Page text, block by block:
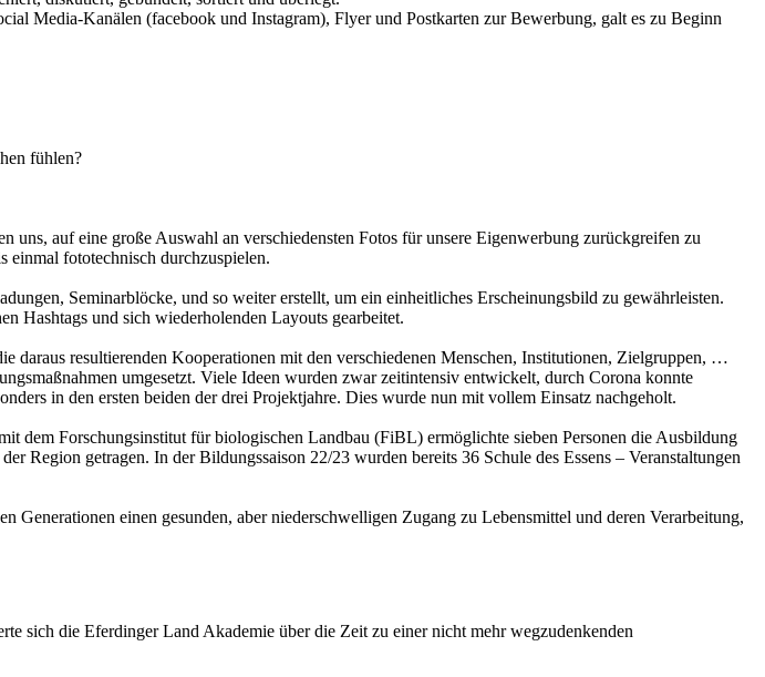
Media-Kanälen (facebook und Instagram), Flyer und Postkarten zur Bewerbung, galt es zu Beginn
fühlen?
uns, auf eine große Auswahl an verschiedensten Fotos für unsere Eigenwerbung zurückgreifen zu
einmal fototechnisch durchzuspielen.
Seminarblöcke, und so weiter erstellt, um ein einheitliches Erscheinungsbild zu gewährleisten.
Hashtags und sich wiederholenden Layouts gearbeitet.
daraus resultierenden Kooperationen mit den verschiedenen Menschen, Institutionen, Zielgruppen, …
umgesetzt. Viele Ideen wurden zwar zeitintensiv entwickelt, durch Corona konnte
in den ersten beiden der drei Projektjahre. Dies wurde nun mit vollem Einsatz nachgeholt.
dem Forschungsinstitut für biologischen Landbau (FiBL) ermöglichte sieben Personen die Ausbildung
Region getragen. In der Bildungssaison 22/23 wurden bereits 36 Schule des Essens – Veranstaltungen
einen gesunden, aber niederschwelligen Zugang zu Lebensmittel und deren Verarbeitung,
sich die Eferdinger Land Akademie über die Zeit zu einer nicht mehr wegzudenkenden